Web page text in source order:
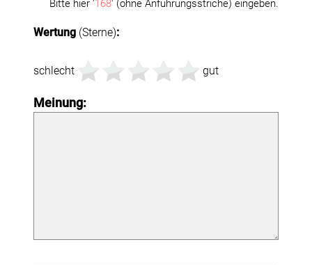
Bitte hier '168' (ohne Anführungsstriche) eingeben.
Wertung (Sterne):
schlecht gut
Meinung: